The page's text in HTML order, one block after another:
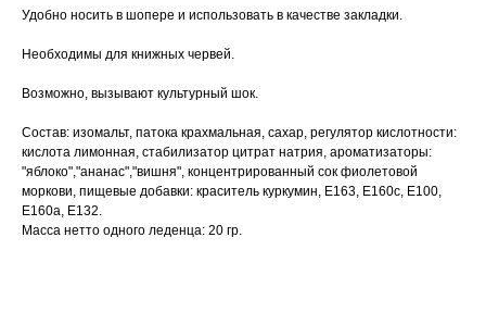
Удобно носить в шопере и использовать в качестве закладки.
Необходимы для книжных червей.
Возможно, вызывают культурный шок.
Состав: изомальт, патока крахмальная, сахар, регулятор кислотности:
кислота лимонная, стабилизатор цитрат натрия, ароматизаторы:
"яблоко","ананас","вишня", концентрированный сок фиолетовой
моркови, пищевые добавки: краситель куркумин, Е163, Е160с, Е100,
Е160а, Е132.
Масса нетто одного леденца: 20 гр.